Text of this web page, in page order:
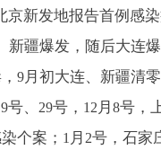
京新发地报告首例感染
新疆爆发，随后大连
9月初大连、新疆清
9号、 29号， 12月 8号，
个案； 1 月 2号，石家